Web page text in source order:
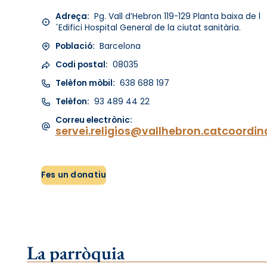
Adreça: Pg. Vall d’Hebron 119-129 Planta baixa de l
´Edifici Hospital General de la ciutat sanitària.
Població: Barcelona
Codi postal: 08035
Telèfon mòbil: 638 688 197
Telèfon: 93 489 44 22
Correu electrònic:
Fes un donatiu
La parròquia